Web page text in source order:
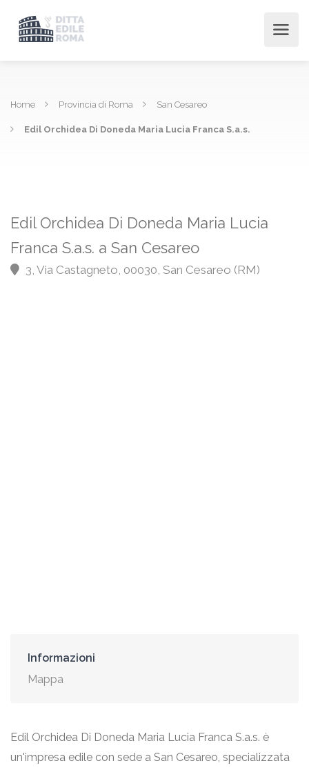
Home Provincia di Roma San Cesareo
Edil Orchidea Di Doneda Maria Lucia Franca S.a.s.
Edil Orchidea Di Doneda Maria Lucia
Franca S.a.s. a San Cesareo
3, Via Castagneto, 00030, San Cesareo (RM)
Informazioni
Mappa
Edil Orchidea Di Doneda Maria Lucia Franca S.a.s. è
un'impresa edile con sede a San Cesareo, specializzata